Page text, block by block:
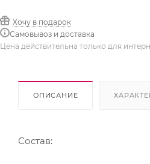
Хочу в подарок
Самовывоз и доставка
Цена действительна только для
ОПИСАНИЕ
Состав: